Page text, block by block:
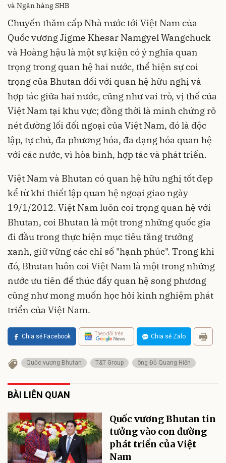
và Ngân hàng SHB
Chuyến thăm cấp Nhà nước tới Việt Nam của
Quốc vương Jigme Khesar Namgyel Wangchuck
và Hoàng hậu là một sự kiện có ý nghĩa quan
trọng trong quan hệ hai nước, thể hiện sự coi
trọng của Bhutan đối với quan hệ hữu nghị và
hợp tác giữa hai nước, cũng như vai trò, vị thế của
Việt Nam tại khu vực; đồng thời là minh chứng rõ
nét đường lối đối ngoại của Việt Nam, đó là độc
lập, tự chủ, đa phương hóa, đa dạng hóa quan hệ
với các nước, vì hòa bình, hợp tác và phát triển.
Việt Nam và Bhutan có quan hệ hữu nghị tốt đẹp
kể từ khi thiết lập quan hệ ngoại giao ngày
19/1/2012. Việt Nam luôn coi trọng quan hệ với
Bhutan, coi Bhutan là một trong những quốc gia
đi đầu trong thực hiện mục tiêu tăng trưởng
xanh, giữ vững các chỉ số "hạnh phúc". Trong khi
đó, Bhutan luôn coi Việt Nam là một trong những
nước ưu tiên để thúc đẩy quan hệ song phương
cũng như mong muốn học hỏi kinh nghiệm phát
triển của Việt Nam.
Chia sẻ Facebook Theo dõi trên Chia sẻ Zalo
Quốc vương Bhutan T&T Group ông Đỗ Quang Hiển
BÀI LIÊN QUAN
Quốc vương Bhutan tin
tưởng vào con đường
phát triển của Việt
Nam